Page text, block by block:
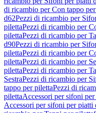
di ricambio per Con tappo
d62Pezzi di ricambio per
pilettaPezzi di ricambio per
pilettaPezzi di ricambio per
d90Pezzi di ricambio per
pilettaPezzi di ricambio per
pilettaPezzi di ricambio per
pilettaPezzi di ricambio per
SestraPezzi di ricambio per
tappo per pilettaPezzi di
pilettaAccessori per sifoni
Accessori per sifoni per piatti